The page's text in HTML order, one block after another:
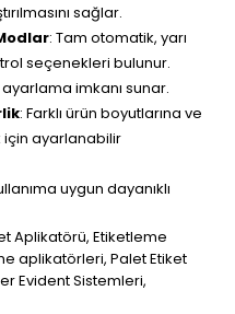
sağlar.
: Tam otomatik, yarı
seçenekleri bulunur.
ayarlama imkanı sunar.
: Farklı ürün boyutlarına ve
ayarlanabilir
uygun dayanıklı
Aplikatörü, Etiketleme
aplikatörleri, Palet Etiket
Evident Sistemleri,